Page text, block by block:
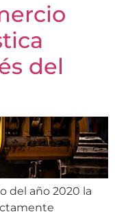
del
del año 2020 la